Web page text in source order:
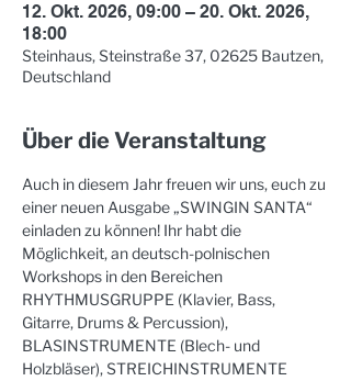
12. Okt. 2026, 09:00 – 20. Okt. 2026,
18:00
Steinhaus, Steinstraße 37, 02625 Bautzen,
Deutschland
Über die Veranstaltung
Auch in diesem Jahr freuen wir uns, euch zu
einer neuen Ausgabe „SWINGIN SANTA“
einladen zu können! Ihr habt die
Möglichkeit, an deutsch-polnischen
Workshops in den Bereichen
RHYTHMUSGRUPPE (Klavier, Bass,
Gitarre, Drums & Percussion),
BLASINSTRUMENTE (Blech- und
Holzbläser), STREICHINSTRUMENTE